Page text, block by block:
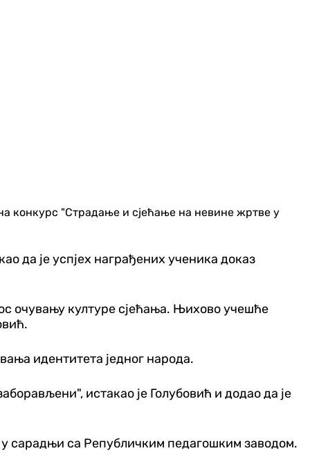
конкурс "Страдање и сјећање на невине жртве у
да је успјех награђених ученика доказ
очувању културе сјећања. Њихово учешће
идентитета једног народа.
истакао је Голубовић и додао да је
сарадњи са Републичким педагошким заводом.